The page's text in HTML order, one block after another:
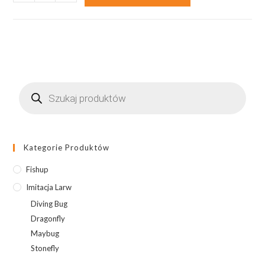
Pupa
cheese
produktów
Kategorie Produktów
Fishup
Imitacja Larw
Diving Bug
Dragonfly
Maybug
Stonefly